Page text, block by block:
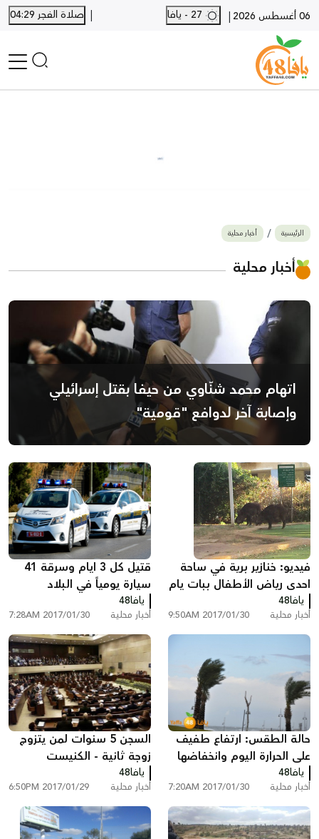
06 أغسطس 2026 |
| صلاة الفجر 04:29
بيع وشراء
أخبار القدس
وفيات
ارسل خبر
الرئيسية أخبار محلية
أخبار محلية
اتهام محمد شنّاوي من حيفا بقتل إسرائيلي
وإصابة آخر لدوافع "قومية"
فيديو: خنازير برية في ساحة
احدى رياض الأطفال ببات يام
يافا48
أخبار محلية 2017/01/30 9:50AM
قتيل كل 3 ايام وسرقة 41
سيارة يومياً في البلاد
يافا48
أخبار محلية 2017/01/30 7:28AM
حالة الطقس: ارتفاع طفيف
على الحرارة اليوم وانخفاضها
غداً
يافا48
أخبار محلية 2017/01/30 7:20AM
السجن 5 سنوات لمن يتزوج
زوجة ثانية - الكنيست
يصادق على قرار يحظر تعدد
الزوجات
يافا48
أخبار محلية 2017/01/29 6:50PM